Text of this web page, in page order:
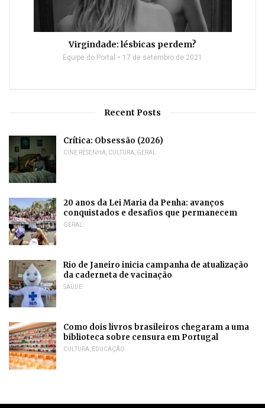
Virgindade: lésbicas perdem?
Equipe do Portal 17 de setembro de 2021
Recent Posts
Crítica: Obsessão (2026)
CINE RESENHA, CULTURA, GERAL
20 anos da Lei Maria da Penha: avanços
conquistados e desafios que permanecem
GERAL
Rio de Janeiro inicia campanha de atualização
da caderneta de vacinação
SAÚDE
Como dois livros brasileiros chegaram a uma
biblioteca sobre censura em Portugal
CULTURA, EDUCAÇÃO